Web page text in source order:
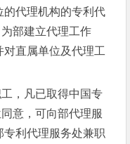
的代理机构的专利代
部建立代理工作
直属单位及代理工
凡已取得中国专
意，可向部代理服
利代理服务处兼职